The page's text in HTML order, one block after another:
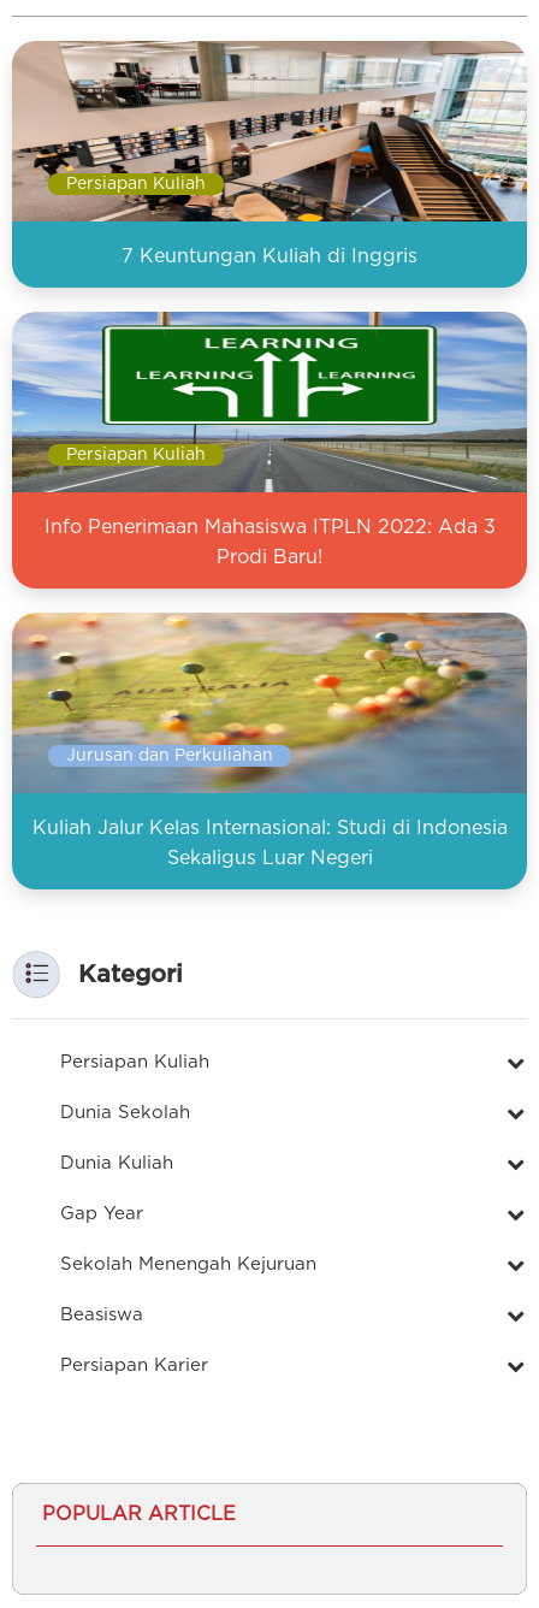
Persiapan Kuliah
7 Keuntungan Kuliah di Inggris
Persiapan Kuliah
Info Penerimaan Mahasiswa ITPLN 2022: Ada 3
Prodi Baru!
Jurusan dan Perkuliahan
Kuliah Jalur Kelas Internasional: Studi di Indonesia
Sekaligus Luar Negeri
Kategori
Persiapan Kuliah
Dunia Sekolah
Dunia Kuliah
Gap Year
Sekolah Menengah Kejuruan
Beasiswa
Persiapan Karier
POPULAR ARTICLE